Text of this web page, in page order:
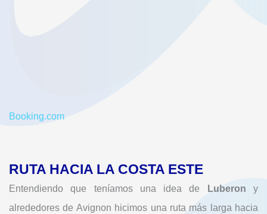
Booking.com
RUTA HACIA LA COSTA ESTE
Entendiendo que teníamos una idea de Luberon y
alrededores de Avignon hicimos una ruta más larga hacia